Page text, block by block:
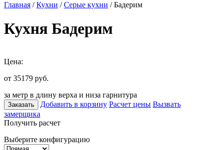
Главная /Кухни /Серые кухни / Бадерим
Кухня Бадерим
Цена:
от 35179 руб.
за метр в длину верха и низа гарнитура
Заказать Добавить в корзину Расчет цены Вызвать
замерщика
Получить расчет
Выберите конфигурацию